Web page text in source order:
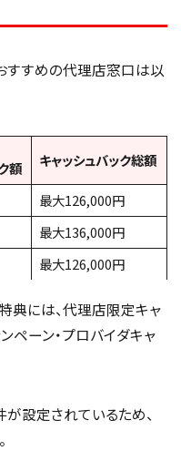
すすめの代理店窓口は以
額
キャッシュバック総額
最大126,000円
最大136,000円
最大126,000円
典には、代理店限定キャ
ペーン・プロバイダキャ
設定されているため、